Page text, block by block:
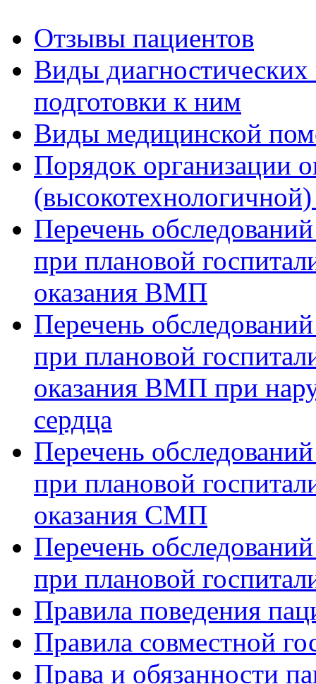
Отзывы пациентов
Виды диагностических
подготовки к ним
Виды медицинской
Порядок организации
Перечень
при плановой
оказания ВМП
Перечень
при плановой
оказания ВМП при
сердца
Перечень
при плановой
оказания СМП
Перечень
при плановой
Правила поведения
Правила совместной
Права и обязанности